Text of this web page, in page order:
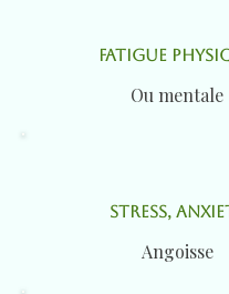
FATIGUE
Ou mentale
STRESS,
Angoisse